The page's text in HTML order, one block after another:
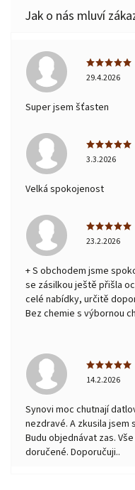
29.4.2026
Super jsem šťasten
3.3.2026
Velká spokojenost
23.2.2026
+ S obchodem jsme
se zásilkou ještě přišla
celé nabídky, určitě
Bez chemie s výbornou
14.2.2026
Synovi moc chutnají
nezdravé. A zkusila jsem
Budu objednávat zas.
doručené. Doporučuji..